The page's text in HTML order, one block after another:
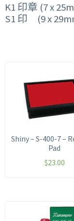
K1 印章 (7 x
S1 印 (9 x
Shiny – S-400-7 –
Pad
$23.00